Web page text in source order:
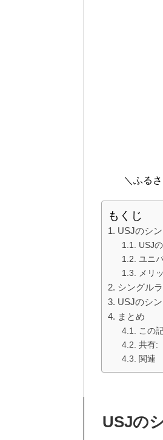
＼ふる
もくじ
USJのシ
USJ
ユニ
メリ
シングル
USJのシ
まとめ
この
共有:
関連
USJの